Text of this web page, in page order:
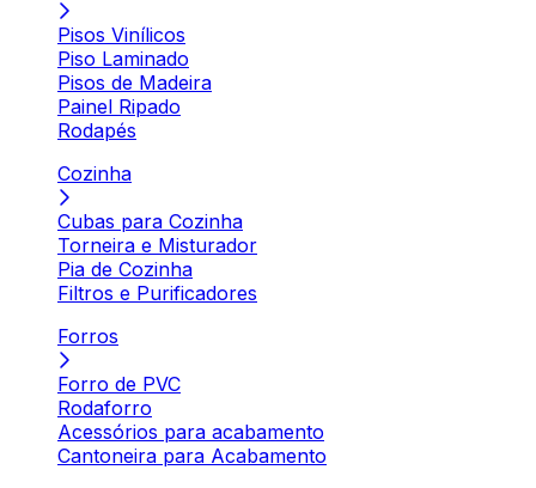
Pisos Vinílicos
Piso Laminado
Pisos de Madeira
Painel Ripado
Rodapés
Cozinha
Cubas para Cozinha
Torneira e Misturador
Pia de Cozinha
Filtros e Purificadores
Forros
Forro de PVC
Rodaforro
Acessórios para acabamento
Cantoneira para Acabamento